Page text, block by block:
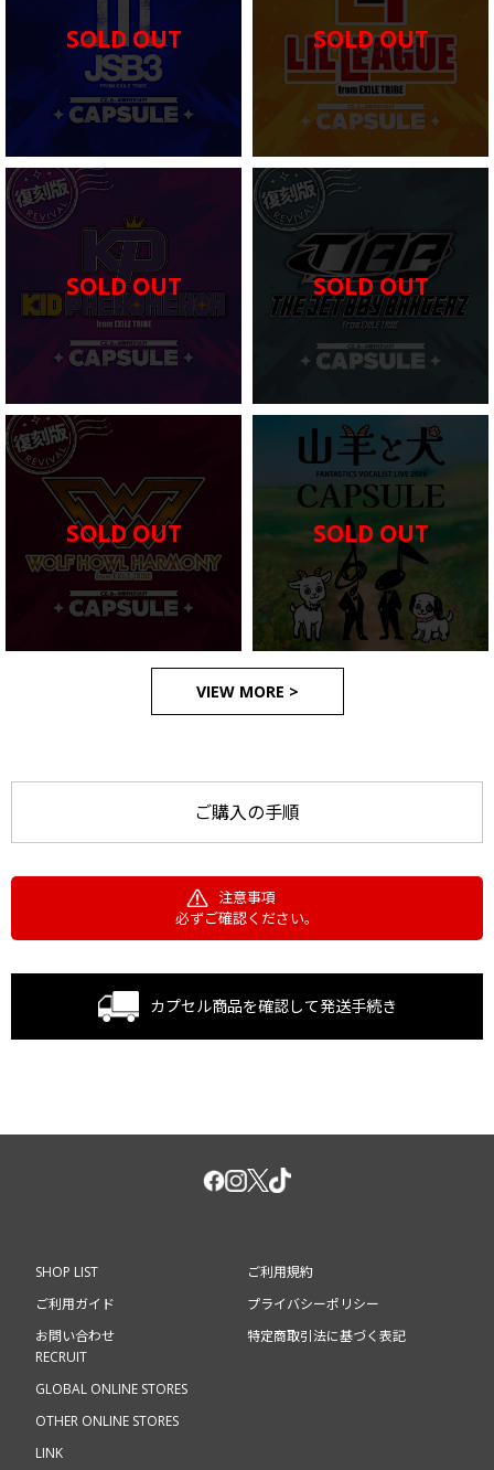
SOLD OUT SOLD OUT
SOLD OUT SOLD OUT
SOLD OUT SOLD OUT
VIEW MORE >
ご購入の手順
注意事項
必ずご確認ください。
カプセル商品を確認して発送手続き
SHOP LIST
ご利用ガイド
お問い合わせ
ご利用規約
プライバシーポリシー
特定商取引法に基づく表記
RECRUIT
GLOBAL ONLINE STORES
OTHER ONLINE STORES
LINK